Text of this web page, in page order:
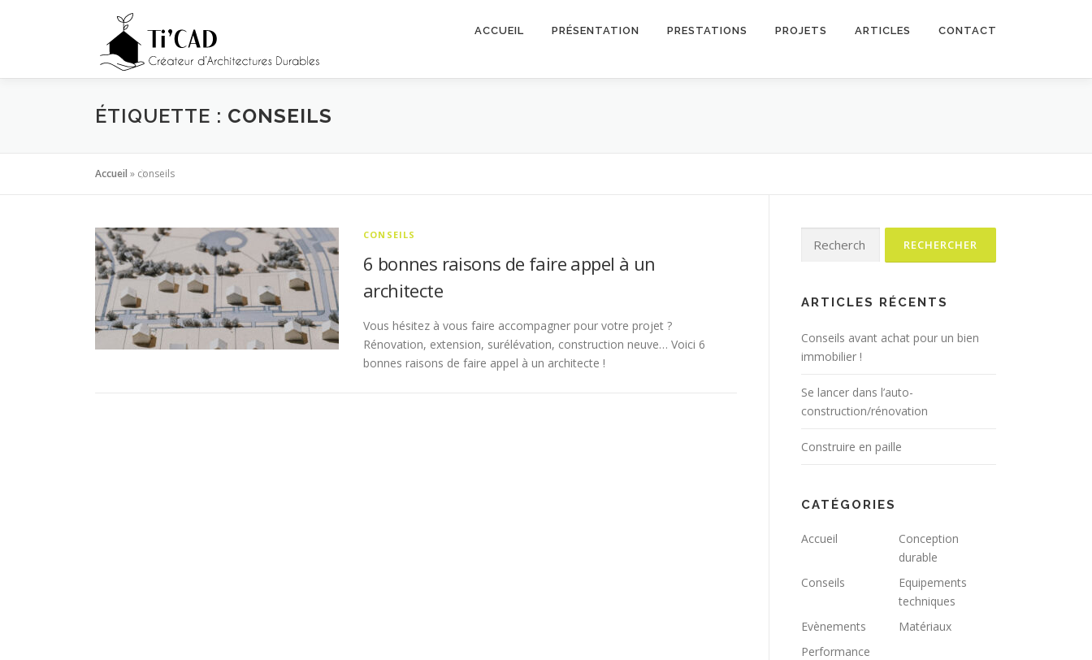
ACCUEIL PRÉSENTATION PRESTATIONS PROJETS ARTICLES CONTACT
ÉTIQUETTE : CONSEILS
Accueil » conseils
CONSEILS
6 bonnes raisons de faire appel à un
architecte
Vous hésitez à vous faire accompagner pour votre projet ?
Rénovation, extension, surélévation, construction neuve… Voici 6
bonnes raisons de faire appel à un architecte !
ARTICLES RÉCENTS
Conseils avant achat pour un bien
immobilier !
Se lancer dans l’auto-
construction/rénovation
Construire en paille
CATÉGORIES
Accueil
Conception
durable
Conseils
Equipements
techniques
Evènements
Matériaux
Performance